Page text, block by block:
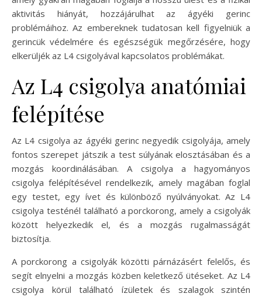
aktivitás hiányát, hozzájárulhat az ágyéki gerinc
problémáihoz. Az embereknek tudatosan kell figyelniük a
gerincük védelmére és egészségük megőrzésére, hogy
elkerüljék az L4 csigolyával kapcsolatos problémákat.
Az L4 csigolya anatómiai
felépítése
Az L4 csigolya az ágyéki gerinc negyedik csigolyája, amely
fontos szerepet játszik a test súlyának elosztásában és a
mozgás koordinálásában. A csigolya a hagyományos
csigolya felépítésével rendelkezik, amely magában foglal
egy testet, egy ívet és különböző nyúlványokat. Az L4
csigolya testénél található a porckorong, amely a csigolyák
között helyezkedik el, és a mozgás rugalmasságát
biztosítja.
A porckorong a csigolyák közötti párnázásért felelős, és
segít elnyelni a mozgás közben keletkező ütéseket. Az L4
csigolya körül található ízületek és szalagok szintén